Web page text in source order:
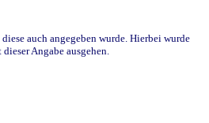
auch angegeben wurde. Hierbei wurde
Angabe ausgehen.